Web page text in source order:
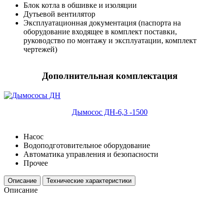
Блок котла в обшивке и изоляции
Дутьевой вентилятор
Эксплуатационная документация (паспорта на
оборудование входящее в комплект поставки,
руководство по монтажу и эксплуатации, комплект
чертежей)
Дополнительная комплектация
Дымосос ДН-6,3 -1500
Насос
Водоподготовительное оборудование
Автоматика управления и безопасности
Прочее
Описание Технические характеристики
Описание